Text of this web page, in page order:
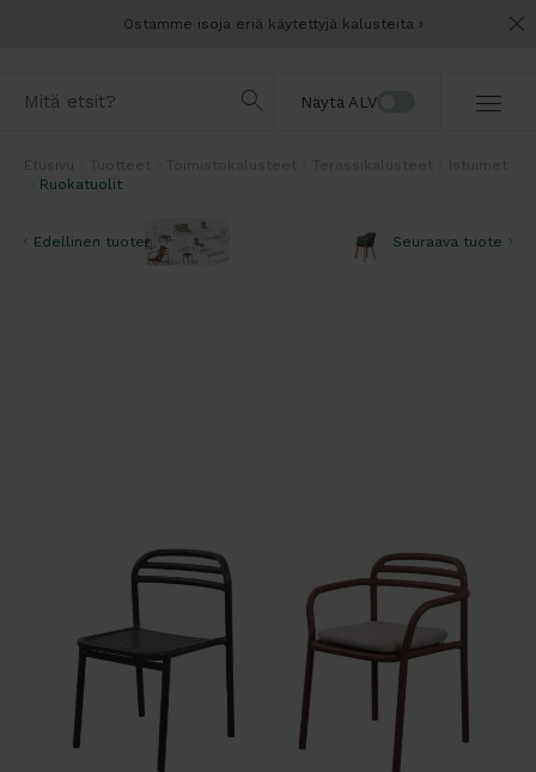
Ostamme isoja eriä käytettyjä kalusteita
Näytä ALV
Ruokatuolit
Edellinen tuote Seuraava tuote